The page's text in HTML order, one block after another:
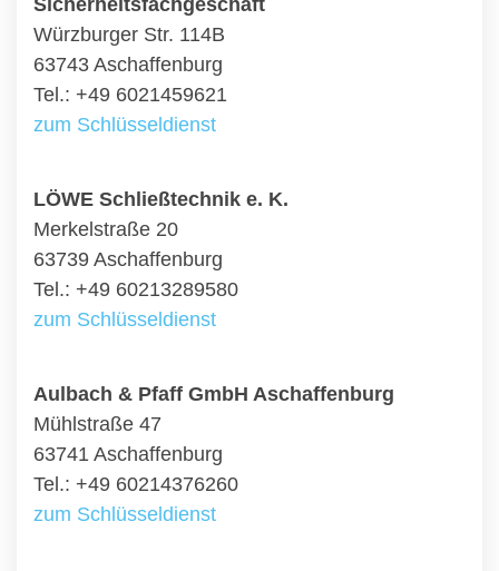
Sicherheitsfachgeschäft
Würzburger Str. 114B
63743 Aschaffenburg
Tel.: +49 6021459621
zum Schlüsseldienst
LÖWE Schließtechnik e. K.
Merkelstraße 20
63739 Aschaffenburg
Tel.: +49 60213289580
zum Schlüsseldienst
Aulbach & Pfaff GmbH Aschaffenburg
Mühlstraße 47
63741 Aschaffenburg
Tel.: +49 60214376260
zum Schlüsseldienst